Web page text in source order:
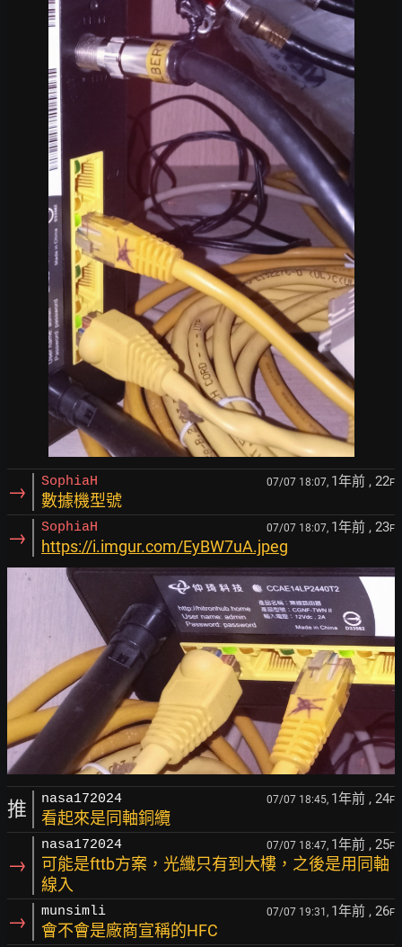
→ SophiaH 07/07 18:07, 1年前 , 22F
數據機型號
→ SophiaH 07/07 18:07, 1年前 , 23F
https://i.imgur.com/EyBW7uA.jpeg
推 nasa172024 07/07 18:45, 1年前 , 24F
看起來是同軸銅纜
→
nasa172024 07/07 18:47, 1年前 , 25F
可能是fttb方案，光纖只有到大樓，之後是用同軸
線入
→ munsimli 07/07 19:31, 1年前 , 26F
會不會是廠商宣稱的HFC